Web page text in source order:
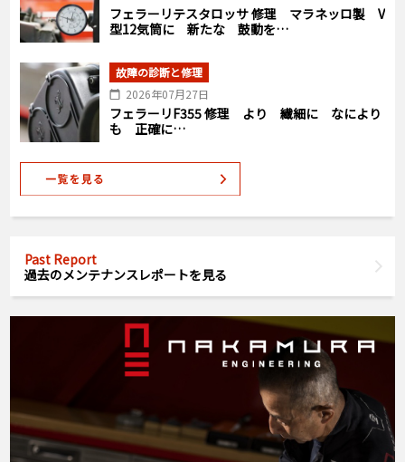
フェラーリテスタロッサ 修理 マラネッロ製 V
型12気筒に 新たな 鼓動を…
故障の診断と修理
2026年07月27日
フェラーリF355 修理 より 繊細に なにより
も 正確に…
Past Report
過去のメンテナンスレポートを見る